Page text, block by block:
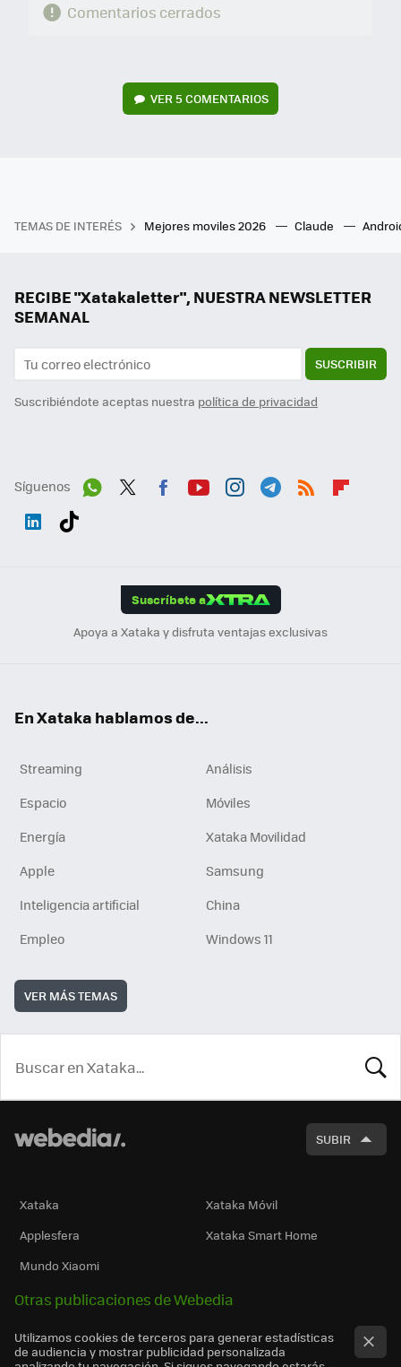
Comentarios cerrados
VER5 COMENTARIOS
TEMAS DE INTERÉS Mejores moviles 2026 Claude
RECIBE "Xatakaletter", NUESTRA NEWSLETTER
SEMANAL
SUSCRIBIR
Suscribiéndote aceptas nuestra política de privacidad
Síguenos
Suscríbete a
Apoya a Xataka y disfruta ventajas exclusivas
En Xataka hablamos de...
Streaming
Análisis
Espacio
Móviles
Energía
Xataka Movilidad
Apple
Samsung
Inteligencia artificial
China
Empleo
Windows 11
VER MÁS TEMAS
SUBIR
Xataka
Xataka Móvil
Applesfera
Xataka Smart Home
Mundo Xiaomi
Otras publicaciones de Webedia
Utilizamos cookies de terceros para generar estadísticas
de audiencia y mostrar publicidad personalizada